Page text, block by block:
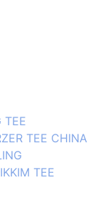
TEE
TEE CHINA
TEE